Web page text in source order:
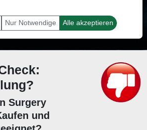
dieser Aktie erfolgreich sein.
Surgery
und
Nur Notwendige Alle akzeptieren